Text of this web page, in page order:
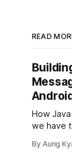
READ
How
we have
By Aung